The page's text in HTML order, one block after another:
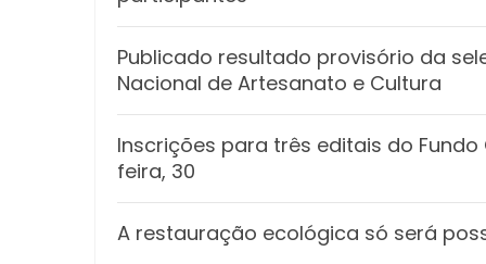
Publicado resultado provisório da
Nacional de Artesanato e Cultura
Inscrições para três editais do
feira, 30
A restauração ecológica só será